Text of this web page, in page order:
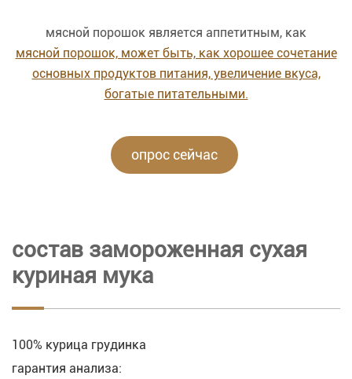
мясной порошок является аппетитным, как
мясной порошок, может быть, как хорошее сочетание
основных продуктов питания, увеличение вкуса,
богатые питательными.
опрос сейчас
состав замороженная сухая
куриная мука
100% курица грудинка
гарантия анализа: